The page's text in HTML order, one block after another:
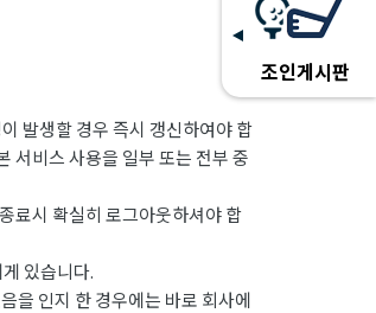
조인게시판
발생할 경우 즉시 갱신하여야 합
서비스 사용을 일부 또는 전부 중
료시 확실히 로그아웃하셔야 합
있습니다.
을 인지 한 경우에는 바로 회사에